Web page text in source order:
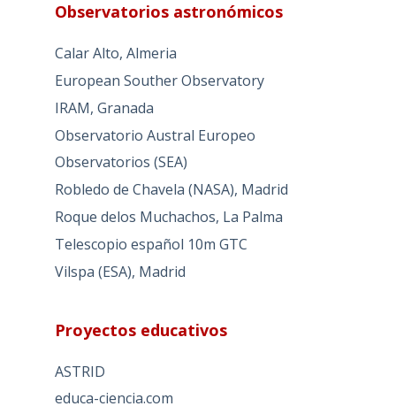
Observatorios astronómicos
Calar Alto, Almeria
European Souther Observatory
IRAM, Granada
Observatorio Austral Europeo
Observatorios (SEA)
Robledo de Chavela (NASA), Madrid
Roque delos Muchachos, La Palma
Telescopio español 10m GTC
Vilspa (ESA), Madrid
Proyectos educativos
ASTRID
educa-ciencia.com